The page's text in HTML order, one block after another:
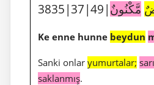
مَّكْنُونٌ
Ke enne hunne beydun
Sanki onlar yumurtalar;
saklanmış.